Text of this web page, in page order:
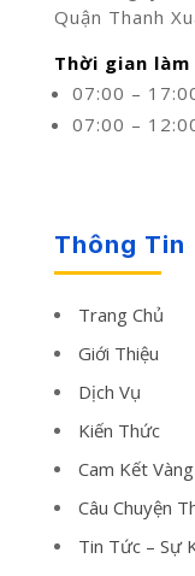
Quận Thanh
Thời gian làm
07:00 –
07:00 –
Thông Tin
Trang Chủ
Giới Thiệu
Dịch Vụ
Kiến Thức
Cam Kết Vàng
Câu Chuyện
Tin Tức – Sự